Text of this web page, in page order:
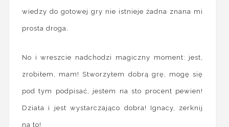
wiedzy do gotowej gry nie istnieje żadna znana mi
prosta droga.
No i wreszcie nadchodzi magiczny moment: jest,
zrobiłem, mam! Stworzyłem dobrą grę, mogę się
pod tym podpisać, jestem na sto procent pewien!
Działa i jest wystarczająco dobra! Ignacy, zerknij
na to!